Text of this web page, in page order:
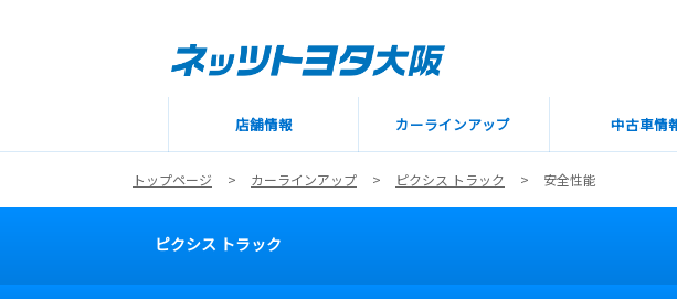
店舗情報 カーラインアップ 中古車情
トップページ カーラインアップ ピクシス トラック 安全性能
ピクシス トラック